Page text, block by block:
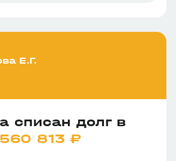
Е.Г.
списан долг в
560 813 ₽